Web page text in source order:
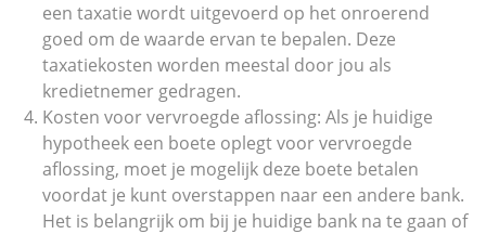
een taxatie wordt uitgevoerd op het onroerend
goed om de waarde ervan te bepalen. Deze
taxatiekosten worden meestal door jou als
kredietnemer gedragen.
Kosten voor vervroegde aflossing: Als je huidige
hypotheek een boete oplegt voor vervroegde
aflossing, moet je mogelijk deze boete betalen
voordat je kunt overstappen naar een andere bank.
Het is belangrijk om bij je huidige bank na te gaan of